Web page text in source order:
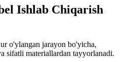
Ishlab Chiqarish
o'ylangan jarayon bo'yicha,
sifatli materiallardan tayyorlanadi.